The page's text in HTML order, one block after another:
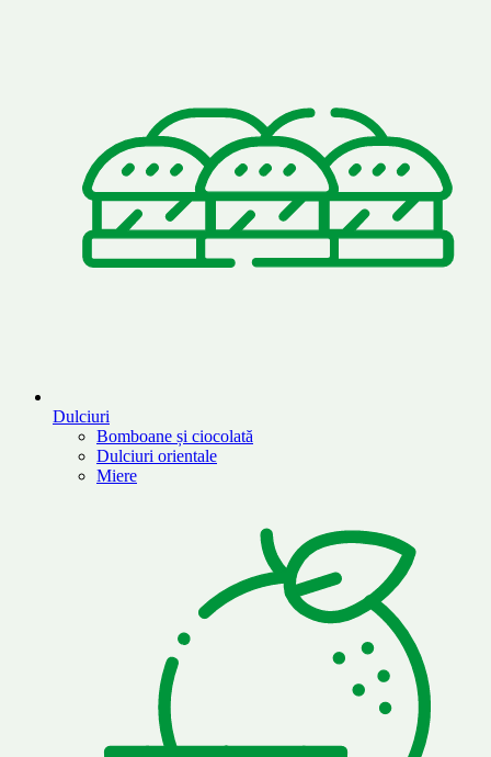
Dulciuri
Bomboane și ciocolată
Dulciuri orientale
Miere